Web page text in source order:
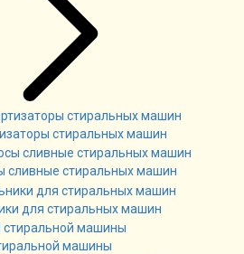
стиральных машин
сливные стиральных машин
для стиральных машин
машины